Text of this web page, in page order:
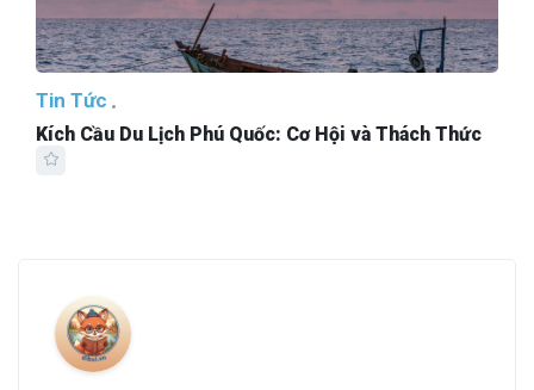
Tin Tức
Kích Cầu Du Lịch Phú Quốc: Cơ Hội và Thách Thức